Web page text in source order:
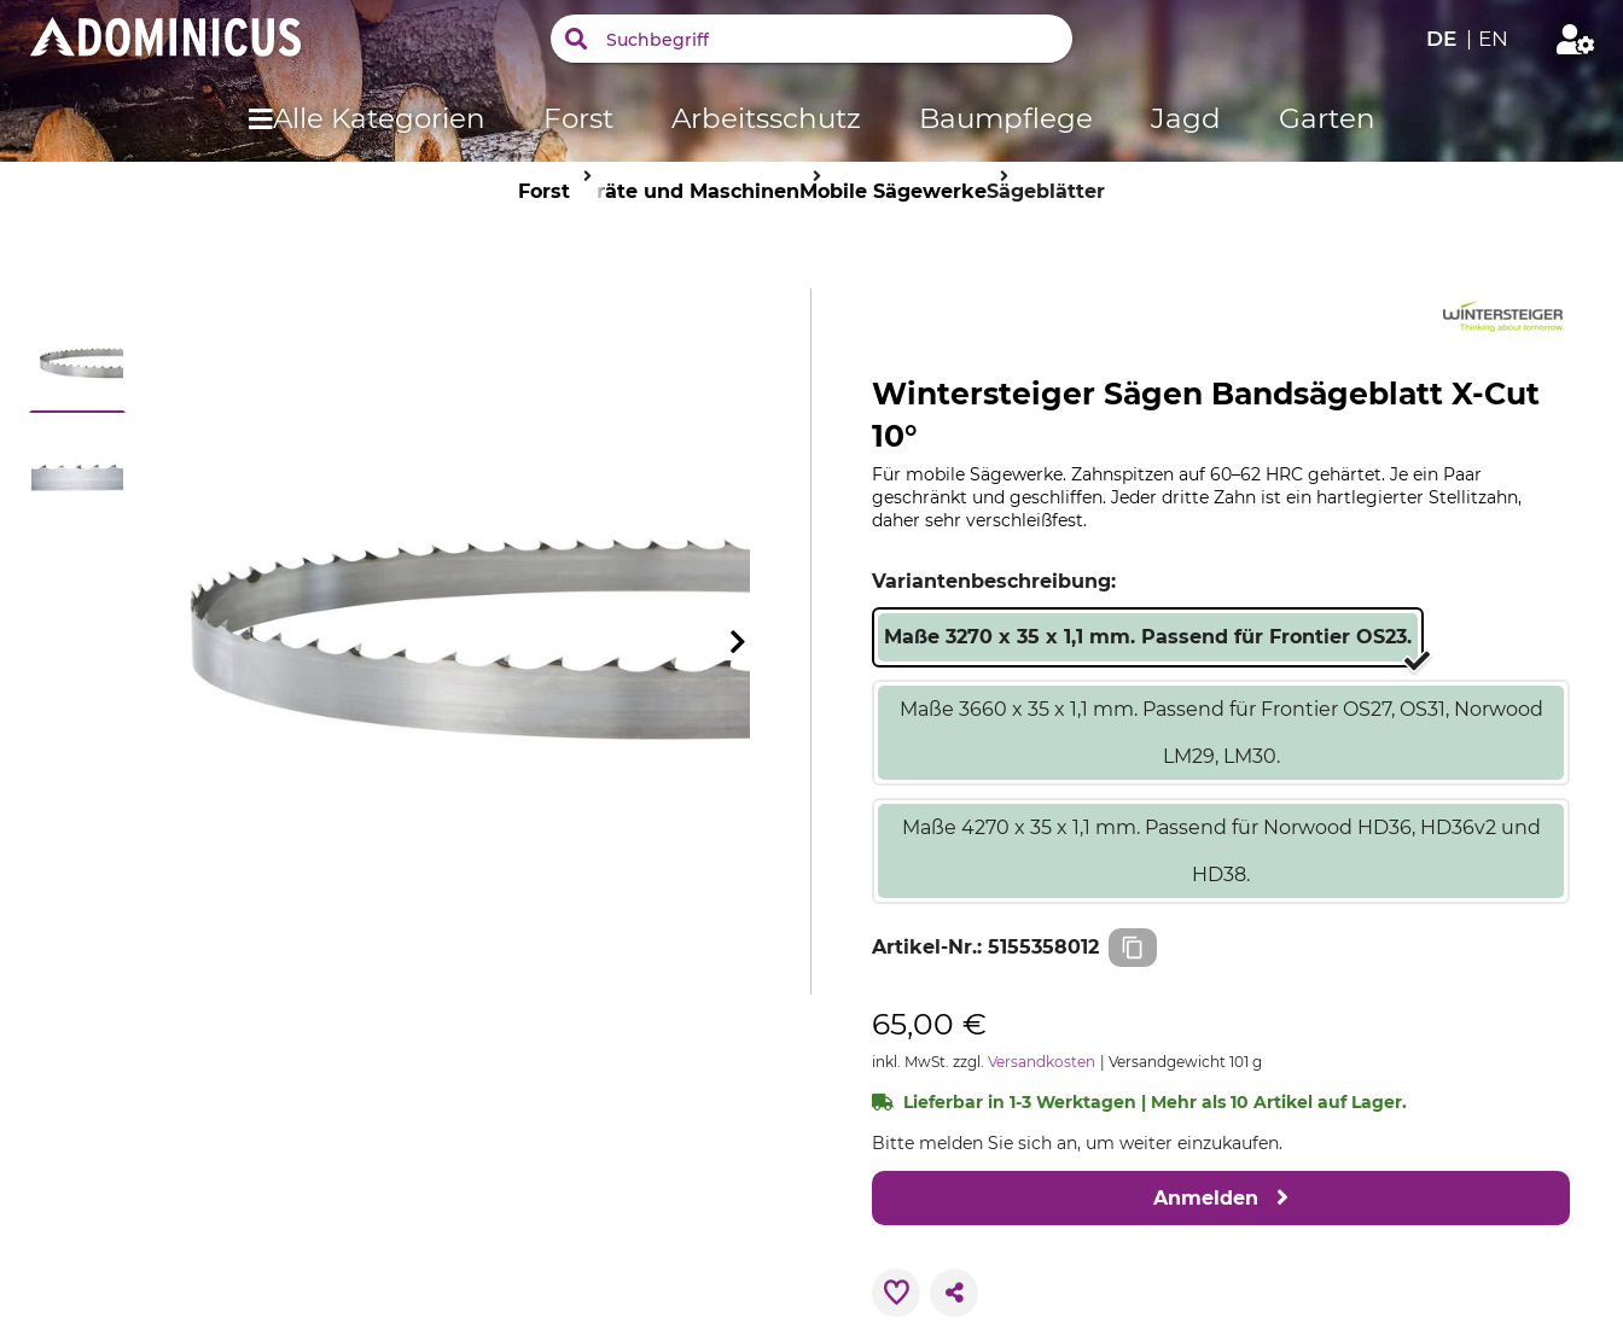
DE | EN
Alle Kategorien Forst Arbeitsschutz Baumpflege Jagd Garten
Forst Geräte und MaschinenMobile SägewerkeSägeblätter
Wintersteiger Sägen Bandsägeblatt X-Cut
10°
Für mobile Sägewerke. Zahnspitzen auf 60–62 HRC gehärtet. Je ein Paar
geschränkt und geschliffen. Jeder dritte Zahn ist ein hartlegierter Stellitzahn,
daher sehr verschleißfest.
Variantenbeschreibung:
Maße 3270 x 35 x 1,1 mm. Passend für Frontier OS23.
Maße 3660 x 35 x 1,1 mm. Passend für Frontier OS27, OS31, Norwood
LM29, LM30.
Maße 4270 x 35 x 1,1 mm. Passend für Norwood HD36, HD36v2 und
HD38.
Artikel-Nr.: 5155358012
65,00 €
inkl. MwSt. zzgl. Versandkosten Versandgewicht 101 g
Lieferbar in 1-3 Werktagen | Mehr als 10 Artikel auf Lager.
Bitte melden Sie sich an, um weiter einzukaufen.
Anmelden